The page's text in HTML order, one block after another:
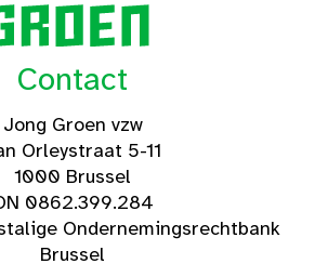
Contact
Jong Groen vzw
Orleystraat 5-11
1000 Brussel
0862.399.284
Ondernemingsrechtbank
Brussel